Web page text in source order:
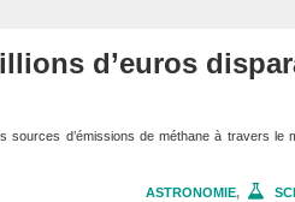
d’euros
d’émissions de méthane à travers le
ASTRONOMIE,